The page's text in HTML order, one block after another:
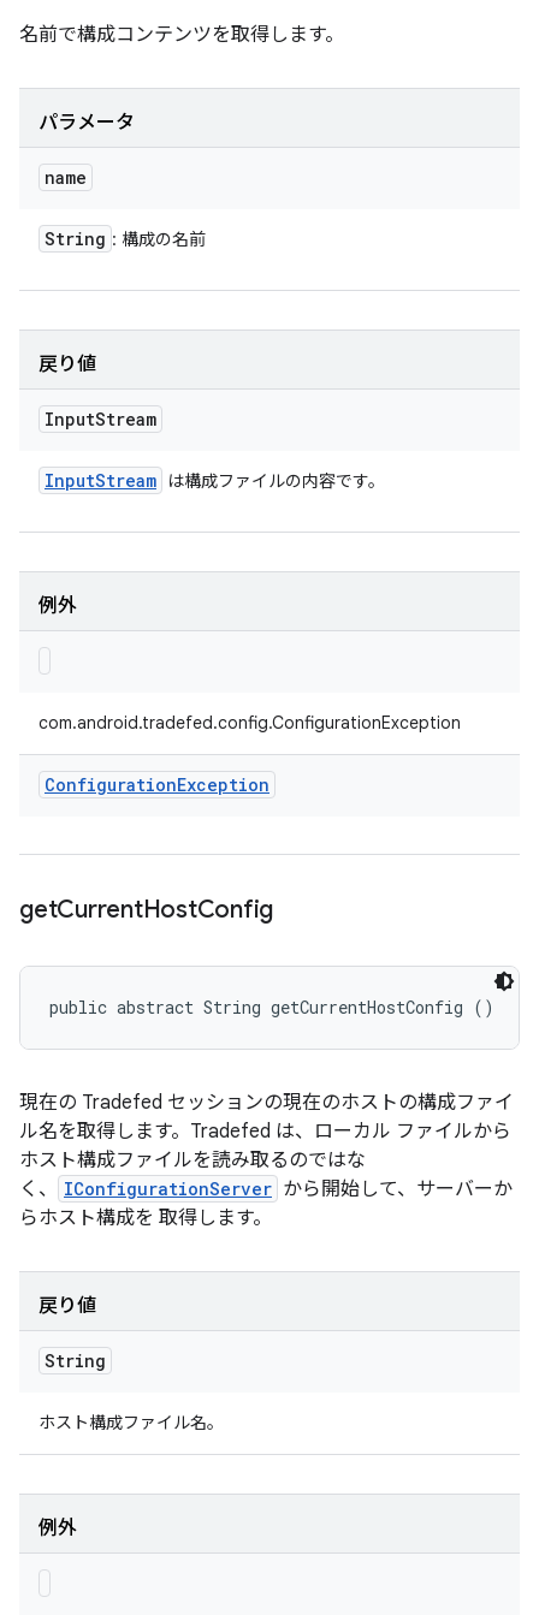
名前で構成コンテンツを取得します。
パラメータ
name
String : 構成の名前
戻り値
InputStream
InputStream は構成ファイルの内容です。
例外
com.android.tradefed.config.ConfigurationException
ConfigurationException
getCurrentHostConfig
public abstract String getCurrentHostConfig ()
現在の Tradefed セッションの現在のホストの構成ファイ
ル名を取得します。Tradefed は、ローカル ファイルから
ホスト構成ファイルを読み取るのではな
く、
IConfigurationServer から開始して、サーバーか
らホスト構成を 取得します。
戻り値
String
ホスト構成ファイル名。
例外